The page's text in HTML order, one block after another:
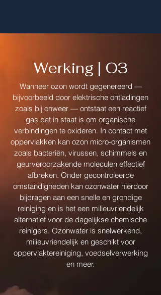
Werking | O3
Wanneer ozon wordt gegenereerd —
bijvoorbeeld door elektrische ontladingen
zoals bij onweer — ontstaat een reactief
gas dat in staat is om organische
verbindingen te oxideren. In contact met
oppervlakken kan ozon micro-organismen
zoals bacteriën, virussen, schimmels en
geurveroorzakende moleculen effectief
afbreken. Onder gecontroleerde
omstandigheden kan ozonwater hierdoor
bijdragen aan een snelle en grondige
reiniging en is het een milieuvriendelijk
alternatief voor de dagelijkse chemische
reinigers. Ozonwater is snelwerkend,
milieuvriendelijk en geschikt voor
oppervlaktereiniging, voedselverwerking
en meer.